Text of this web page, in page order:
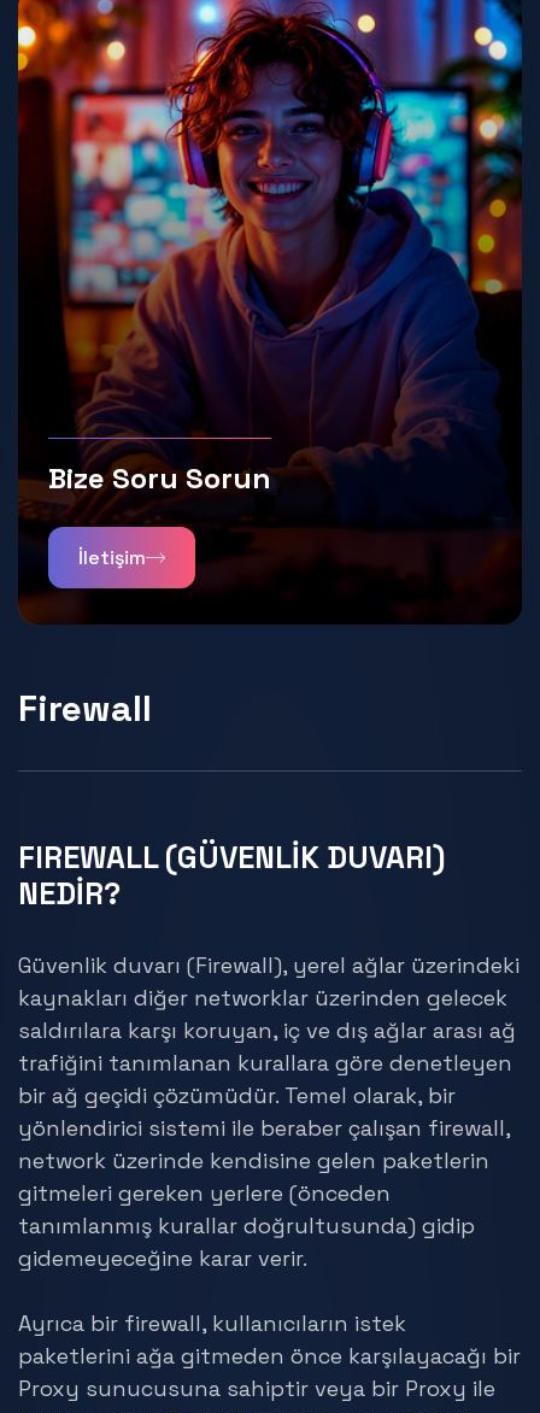
Bize Soru Sorun
İletişim
Firewall
FIREWALL (GÜVENLİK DUVARI)
NEDİR?
Güvenlik duvarı (Firewall), yerel ağlar üzerindeki
kaynakları diğer networklar üzerinden gelecek
saldırılara karşı koruyan, iç ve dış ağlar arası ağ
trafiğini tanımlanan kurallara göre denetleyen
bir ağ geçidi çözümüdür. Temel olarak, bir
yönlendirici sistemi ile beraber çalışan firewall,
network üzerinde kendisine gelen paketlerin
gitmeleri gereken yerlere (önceden
tanımlanmış kurallar doğrultusunda) gidip
gidemeyeceğine karar verir.
Ayrıca bir firewall, kullanıcıların istek
paketlerini ağa gitmeden önce karşılayacağı bir
Proxy sunucusuna sahiptir veya bir Proxy ile